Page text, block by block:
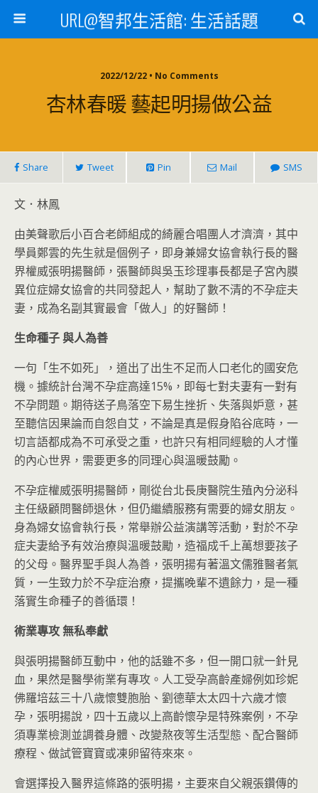
URL@智邦生活館: 生活話題
2022/12/22 • No Comments
杏林春暖 藝起明揚做公益
Share Tweet Pin Mail SMS
文．林鳳
由美聲歌后小百合老師組成的綺麗合唱團人才濟濟，其中
學員鄭雲的先生就是個例子，即身兼婦女協會執行長的醫
界權威張明揚醫師，張醫師與吳玉珍理事長都是子宮內膜
異位症婦女協會的共同發起人，幫助了數不清的不孕症夫
妻，成為名副其實最會「做人」的好醫師！
生命種子與人為善
一句「生不如死」，道出了出生不足而人口老化的國安危
機。據統計台灣不孕症高達15%，即每七對夫妻有一對有
不孕問題。期待送子鳥落空下易生挫折、失落與妒意，甚
至聽信因果論而自怨自艾，不論是真是假身陷谷底時，一
切言語都成為不可承受之重，也許只有相同經驗的人才懂
的內心世界，需要更多的同理心與溫暖鼓勵。
不孕症權威張明揚醫師，剛從台北長庚醫院生殖內分泌科
主任級顧問醫師退休，但仍繼續服務有需要的婦女朋友。
身為婦女協會執行長，常舉辦公益演講等活動，對於不孕
症夫妻給予有效治療與溫暖鼓勵，造福成千上萬想要孩子
的父母。醫界聖手與人為善，張明揚有著溫文儒雅醫者氣
質，一生致力於不孕症治療，提攜晚輩不遺餘力，是一種
落實生命種子的善循環！
術業專攻無私奉獻
與張明揚醫師互動中，他的話雖不多，但一開口就一針見
血，果然是醫學術業有專攻。人工受孕高齡產婦例如珍妮
佛羅培茲三十八歲懷雙胞胎、劉德華太太四十六歲才懷
孕，張明揚說，四十五歲以上高齡懷孕是特殊案例，不孕
須專業檢測並調養身體、改變熬夜等生活型態、配合醫師
療程、做試管寶寶或凍卵留待來來。
會選擇投入醫界這條路的張明揚，主要來自父親張鑽傳的